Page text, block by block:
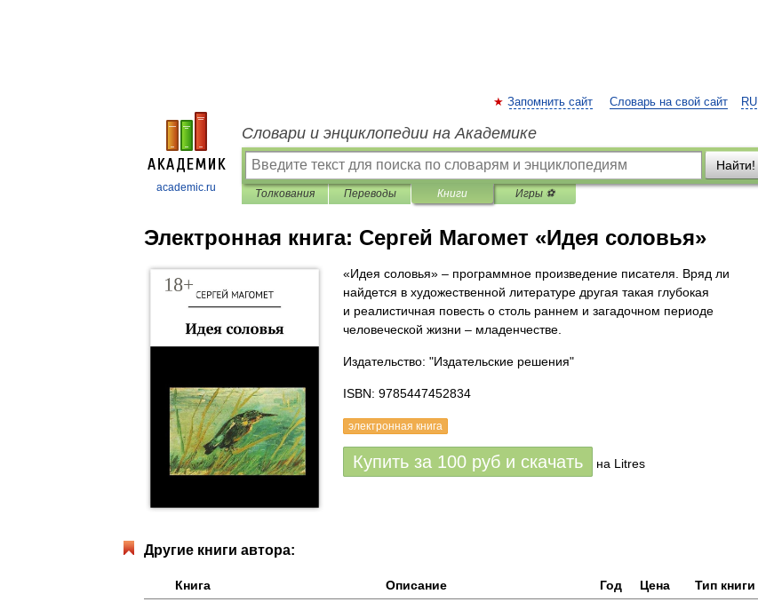
academic.ru
RU
Запомнить сайт Словарь на свой сайт
Словари и энциклопедии на Академике
Найти!
Толкования Переводы Книги Игры ⚽
Электронная книга: Сергей Магомет «Идея соловья»
«Идея соловья» – программное произведение писателя. Вряд ли
найдется в художественной литературе другая такая глубокая
и реалистичная повесть о столь раннем и загадочном периоде
человеческой жизни – младенчестве.
Издательство: "Издательские решения"
ISBN: 9785447452834
электронная книга
Купить за 100 руб и скачать на Litres
Другие книги автора:
Книга Описание Год Цена
Тип книги